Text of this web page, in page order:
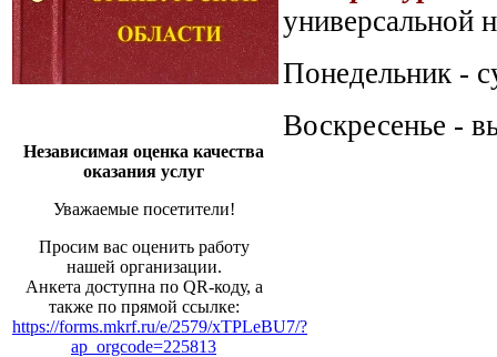
Независимая оценка качества
оказания услуг
Уважаемые посетители!
Просим вас оценить работу
нашей организации.
Анкета доступна по QR-коду, а
также по прямой ссылке:
https://forms.mkrf.ru/e/2579/xTPLeBU7/?
ap_orgcode=225813
универсальной
Понедельник -
Воскресенье -